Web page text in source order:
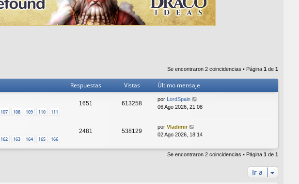
Se encontraron 2 coincidencias • Página 1 de 1
Respuestas Vistas Último mensaje
107 108 109 110 111
1651 613258
por LordSpain
06 Ago 2026, 21:08
162 163 164 165 166
2481 538129
por Vladimir
02 Ago 2026, 18:14
Se encontraron 2 coincidencias • Página 1 de 1
Ir a